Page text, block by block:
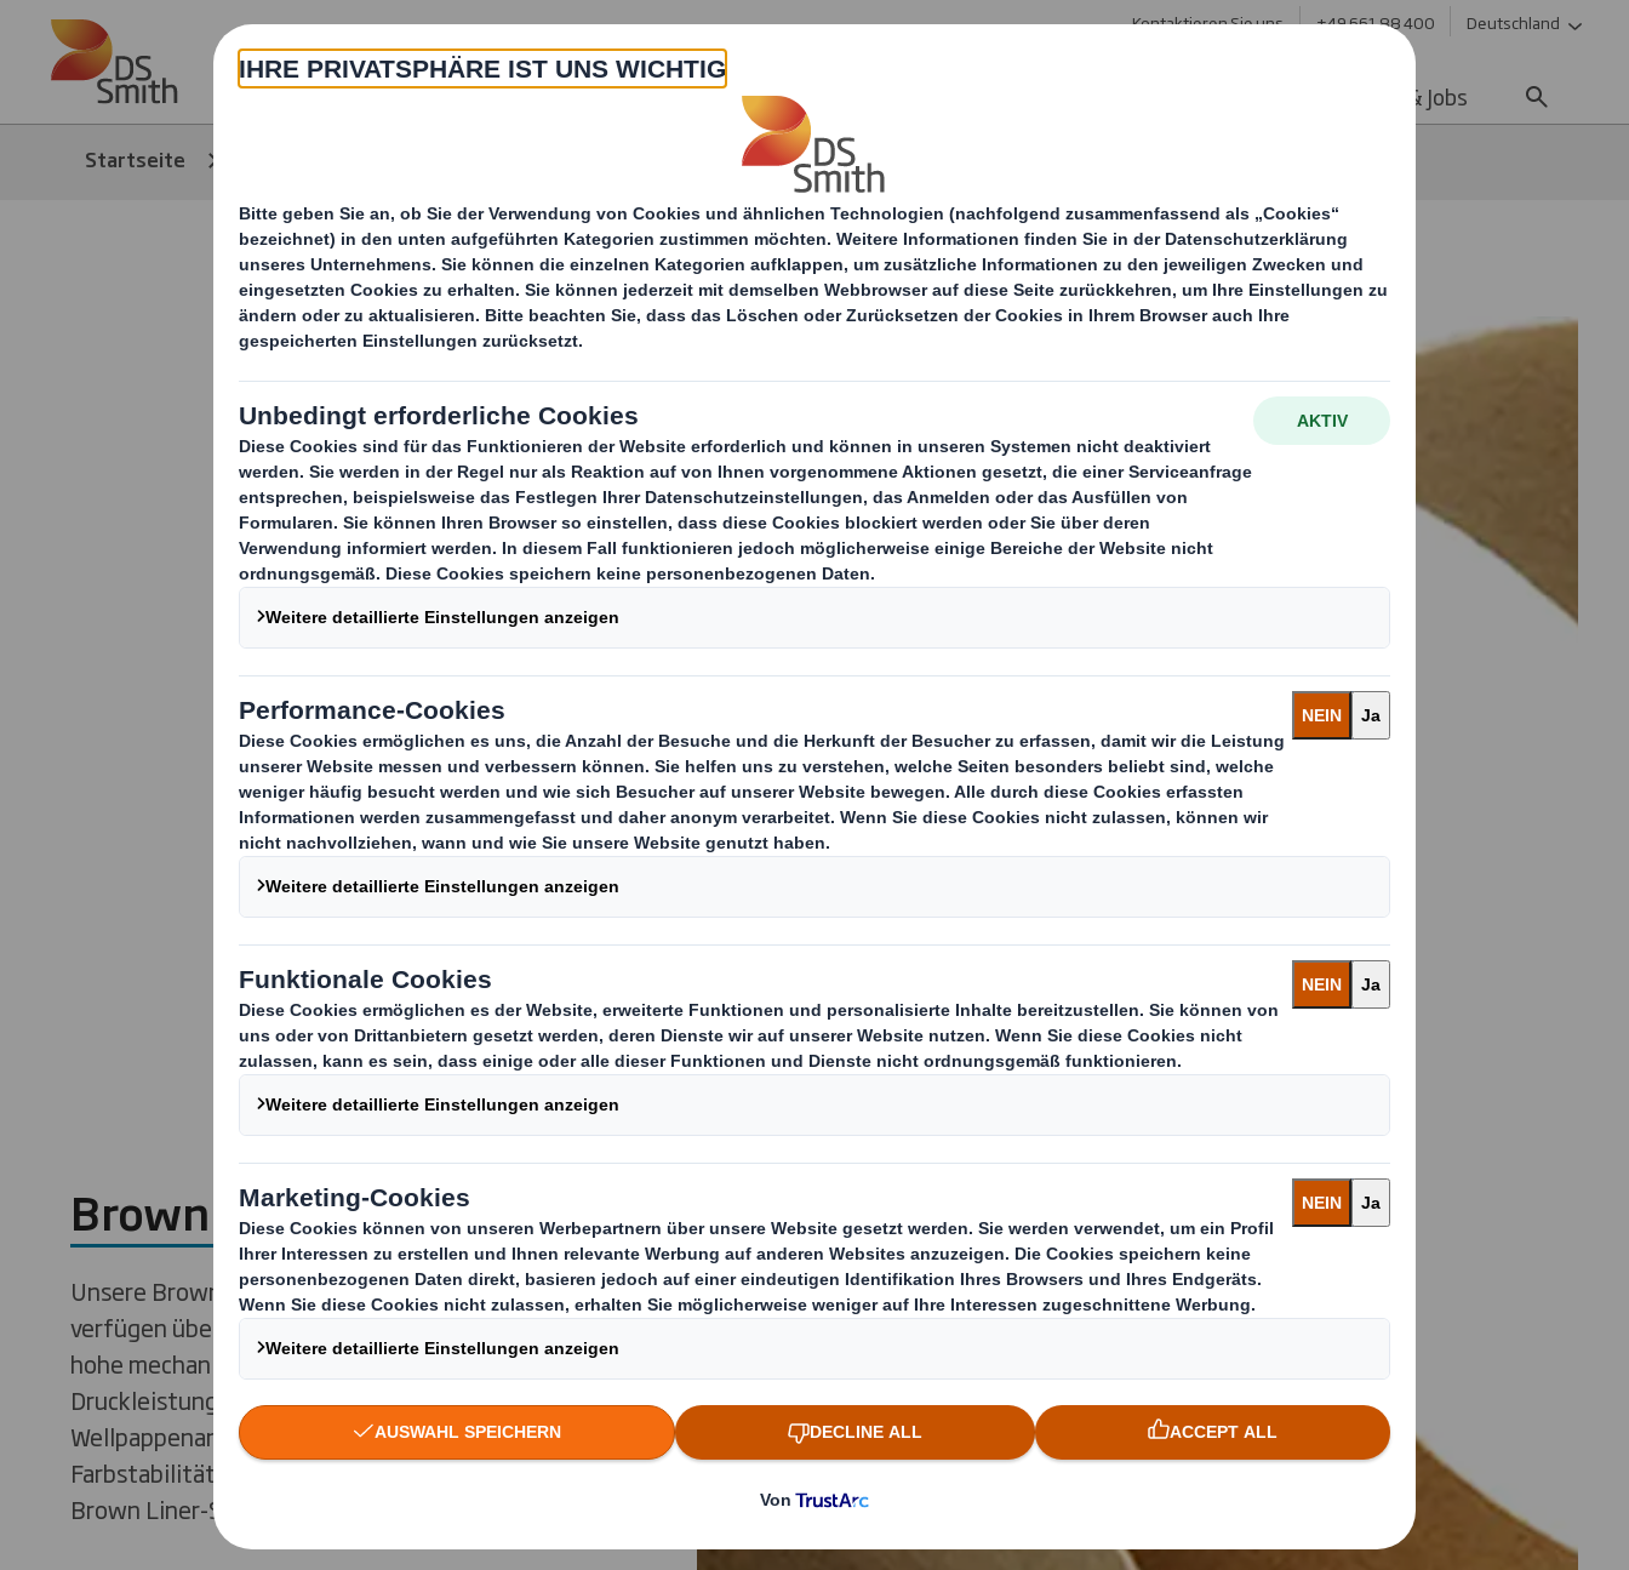
Skip to main content Kontaktieren Sie uns +49 661 88 400 Deutschland
Über Uns Produkte & Service Karriere & Jobs
Startseite Unsere Produkte
Brown Liner
Unsere Brown Liner aus 100 % recycelten Fasern
verfügen über außergewöhnliche Eigenschaften wie
hohe mechanische Eigenschaften, hohe
Druckleistung, gute Lauffähigkeit auf der
Wellpappenanlage (WPA) und optimale
Farbstabilität. Wir können Ihnen 4 verschiedene
Brown Liner-Sorten anbieten – Liner 1, 2, 3 und 4.